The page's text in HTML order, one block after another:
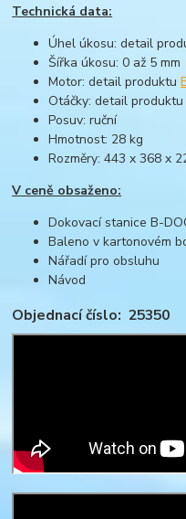
Technická data:
Úhel úkosu: detail
Šířka úkosu: 0 až 5 mm
Motor: detail produktu
Otáčky: detail
Posuv: ruční
Hmotnost: 28 kg
Rozměry: 443 x 368 x
V ceně obsaženo:
Dokovací stanice B-
Baleno v kartonovém
Nářadí pro obsluhu
Návod
Objednací číslo: 25350